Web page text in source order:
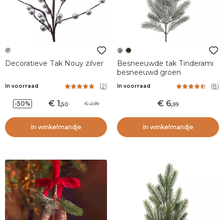
Decoratieve Tak Nouy zilver
In voorraad (2)
-50% 1,50 2,99
In winkelmandje
Besneeuwde tak Tinderami
besneeuwd groen
In voorraad (8)
6,99
In winkelmandje